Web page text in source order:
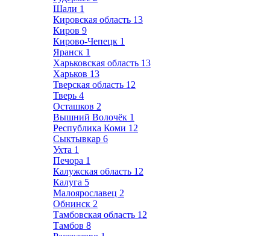
Шали 1
Кировская область 13
Киров 9
Кирово-Чепецк 1
Яранск 1
Харьковская область 13
Харьков 13
Тверская область 12
Тверь 4
Осташков 2
Вышний Волочёк 1
Республика Коми 12
Сыктывкар 6
Ухта 1
Печора 1
Калужская область 12
Калуга 5
Малоярославец 2
Обнинск 2
Тамбовская область 12
Тамбов 8